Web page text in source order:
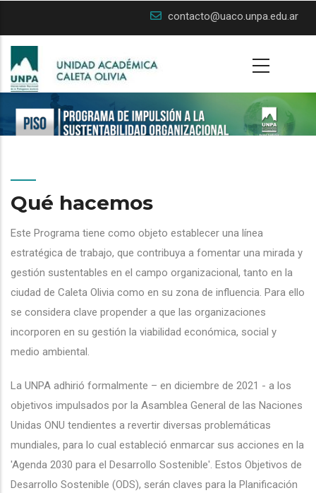
main
content
contacto@uaco.unpa.edu.ar
Qué hacemos
Este Programa tiene como objeto establecer una línea
estratégica de trabajo, que contribuya a fomentar una mirada y
gestión sustentables en el campo organizacional, tanto en la
ciudad de Caleta Olivia como en su zona de influencia. Para ello
se considera clave propender a que las organizaciones
incorporen en su gestión la viabilidad económica, social y
medio ambiental.
La UNPA adhirió formalmente – en diciembre de 2021 - a los
objetivos impulsados por la Asamblea General de las Naciones
Unidas ONU tendientes a revertir diversas problemáticas
mundiales, para lo cual estableció enmarcar sus acciones en la
'Agenda 2030 para el Desarrollo Sostenible'. Estos Objetivos de
Desarrollo Sostenible (ODS), serán claves para la Planificación